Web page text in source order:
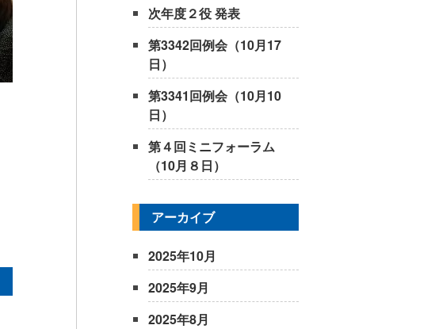
次年度２役 発表
第3342回例会（10月17
日）
第3341回例会（10月10
日）
第４回ミニフォーラム
（10月８日）
アーカイブ
2025年10月
2025年9月
2025年8月